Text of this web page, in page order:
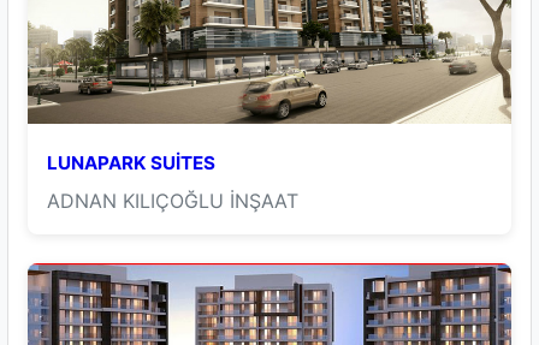
LUNAPARK SUİTES
ADNAN KILIÇOĞLU İNŞAAT